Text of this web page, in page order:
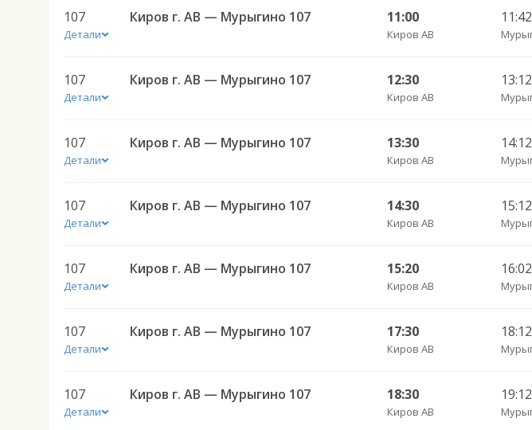
107
Детали
Киров г. АВ — Мурыгино 107 11:00
Киров АВ
11:42
107
Детали
Киров г. АВ — Мурыгино 107 12:30
Киров АВ
13:12
107
Детали
Киров г. АВ — Мурыгино 107 13:30
Киров АВ
14:12
107
Детали
Киров г. АВ — Мурыгино 107 14:30
Киров АВ
15:12
107
Детали
Киров г. АВ — Мурыгино 107 15:20
Киров АВ
16:02
107
Детали
Киров г. АВ — Мурыгино 107 17:30
Киров АВ
18:12
107
Детали
Киров г. АВ — Мурыгино 107 18:30
Киров АВ
19:12